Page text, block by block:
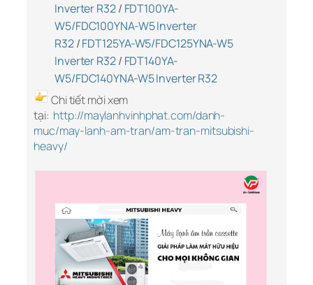
Inverter R32/ FDT100YA-
W5/FDC100YNA-W5 Inverter
R32/FDT125YA-W5/FDC125YNA-W5
Inverter R32/ FDT140YA-
W5/FDC140YNA-W5 Inverter R32
Chi tiết mời xem
tại: http://maylanhvinhphat.com/danh-
muc/may-lanh-am-tran/am-tran-mitsubishi-
heavy/